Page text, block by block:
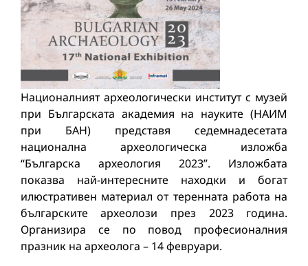
Националният археологически институт с музей
при Българската академия на науките (НАИМ
при БАН) представя седемнадесетата
национална археологическа изложба
“Българска археология 2023”. Изложбата
показва най-интересните находки и богат
илюстративен материал от теренната работа на
българските археолози през 2023 година.
Организира се по повод професионалния
празник на археолога – 14 февруари.